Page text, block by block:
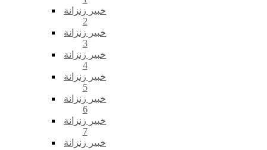
خبير زنزانة
2
خبير زنزانة
3
خبير زنزانة
4
خبير زنزانة
5
خبير زنزانة
6
خبير زنزانة
7
خبير زنزانة